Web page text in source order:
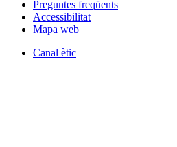
Preguntes freqüents
Accessibilitat
Mapa web
Canal ètic